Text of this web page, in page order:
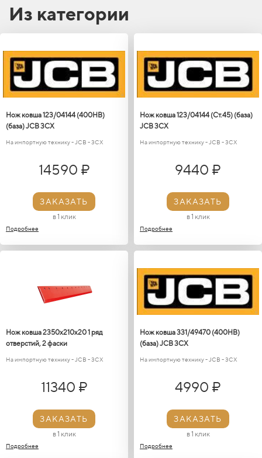
Из категории
Нож ковша 123/04144 (400НВ)
(база) JCB 3CX
На импортную технику - JCB - 3CX
14590 ₽
ЗАКАЗАТЬ
в 1 клик
Подробнее
Нож ковша 123/04144 (Ст.45) (база)
JCB 3CX
На импортную технику - JCB - 3CX
9440 ₽
ЗАКАЗАТЬ
в 1 клик
Подробнее
Нож ковша 2350х210х20 1 ряд
отверстий, 2 фаски
На импортную технику - JCB - 3CX
11340 ₽
ЗАКАЗАТЬ
в 1 клик
Подробнее
Нож ковша 331/49470 (400НВ)
(база) JCB 3CX
На импортную технику - JCB - 3CX
4990 ₽
ЗАКАЗАТЬ
в 1 клик
Подробнее